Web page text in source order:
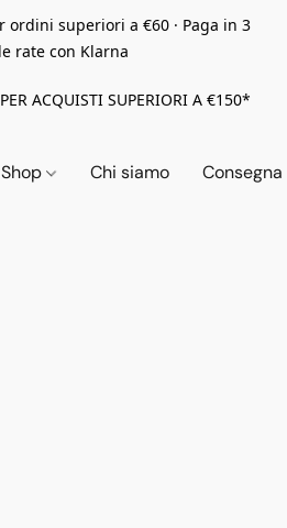
superiori a €60 · Paga in 3
rate con Klarna
ACQUISTI SUPERIORI A €150*
Shop Chi siamo Consegna